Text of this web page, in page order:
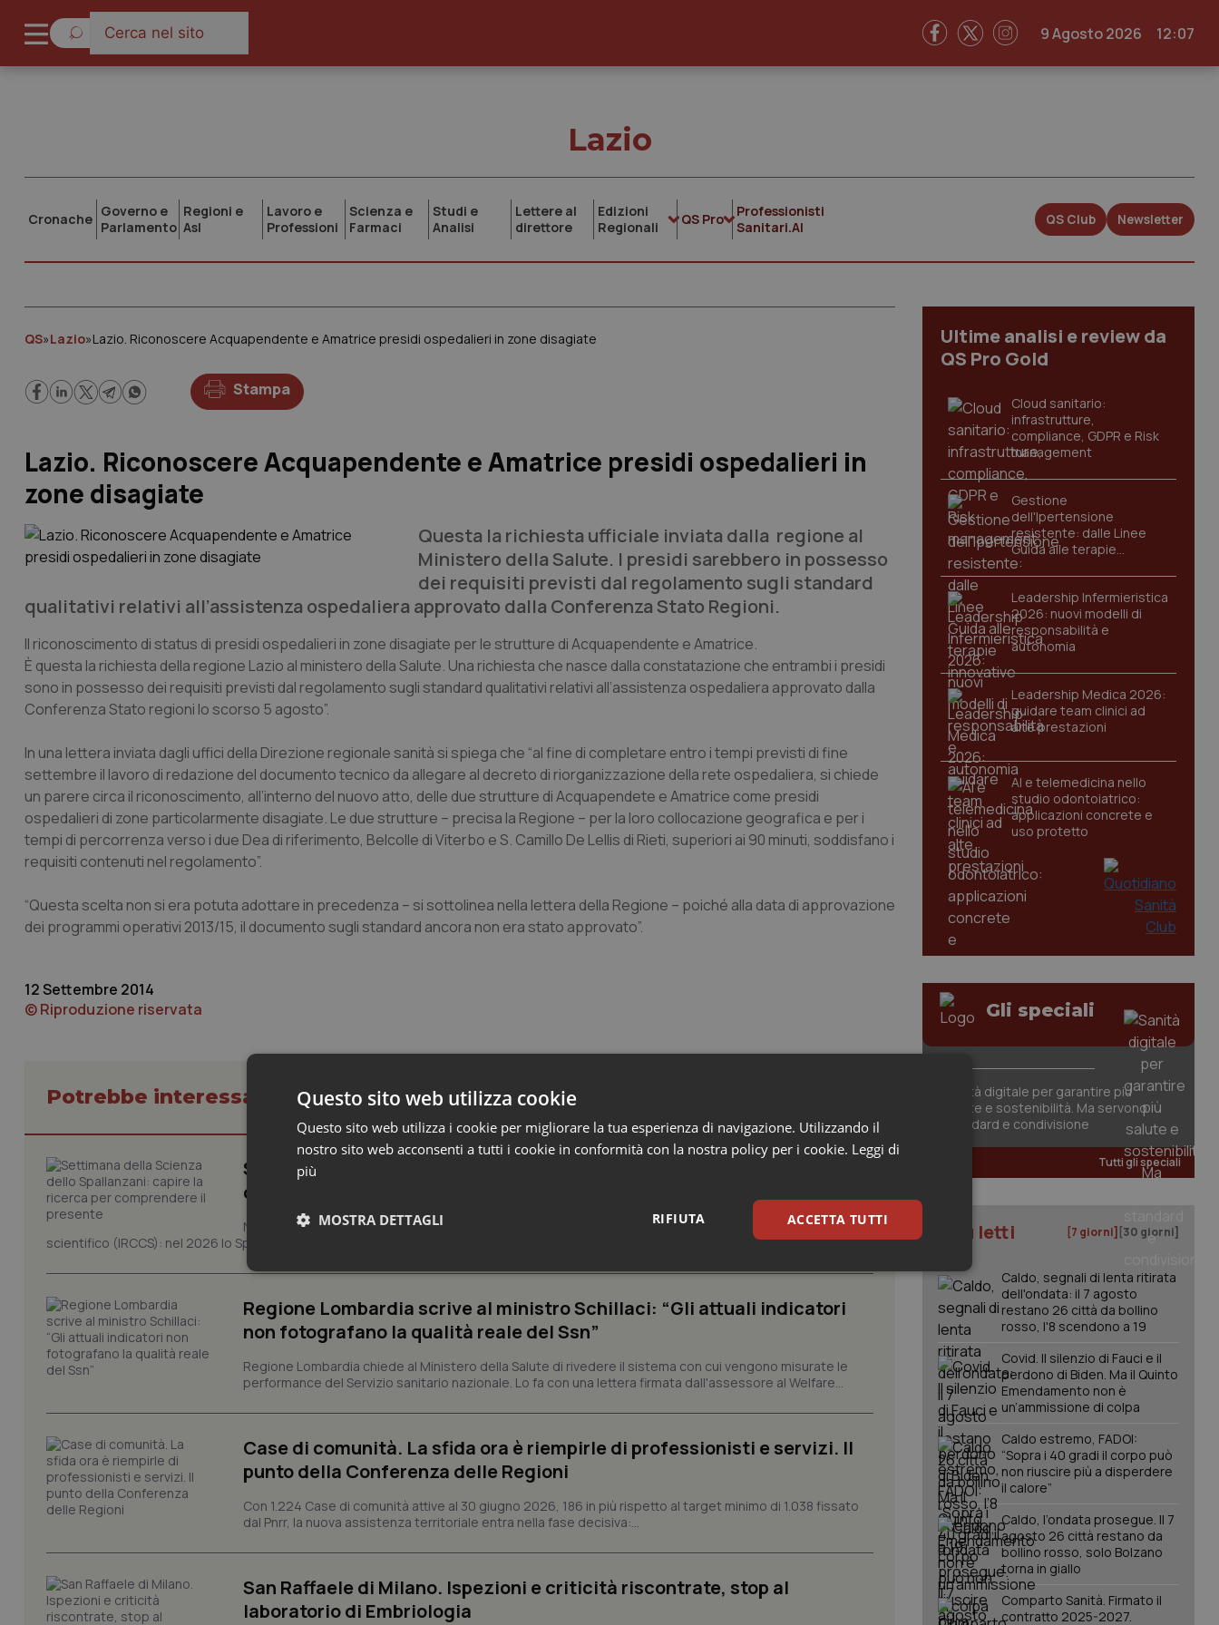
9 Agosto 2026 12:07
Lazio
Cronache Governo e
Parlamento
Regioni e
Asl
Lavoro e
Professioni
Scienza e
Farmaci
Studi e
Analisi
Lettere al
direttore
Edizioni
Regionali
QS Pro
Professionisti
Sanitari.AI
QS Club Newsletter
QS»Lazio»Lazio. Riconoscere Acquapendente e Amatrice presidi ospedalieri in zone disagiate
Stampa
Lazio. Riconoscere Acquapendente e Amatrice presidi ospedalieri in
zone disagiate
Questa la richiesta ufficiale inviata dalla regione al
Ministero della Salute. I presidi sarebbero in possesso
dei requisiti previsti dal regolamento sugli standard
qualitativi relativi all’assistenza ospedaliera approvato dalla Conferenza Stato Regioni.
Il riconoscimento di status di presidi ospedalieri in zone disagiate per le strutture di Acquapendente e Amatrice.
È questa la richiesta della regione Lazio al ministero della Salute. Una richiesta che nasce dalla constatazione che entrambi i presidi
sono in possesso dei requisiti previsti dal regolamento sugli standard qualitativi relativi all’assistenza ospedaliera approvato dalla
Conferenza Stato regioni lo scorso 5 agosto”.
In una lettera inviata dagli uffici della Direzione regionale sanità si spiega che “al fine di completare entro i tempi previsti di fine
settembre il lavoro di redazione del documento tecnico da allegare al decreto di riorganizzazione della rete ospedaliera, si chiede
un parere circa il riconoscimento, all’interno del nuovo atto, delle due strutture di Acquapendete e Amatrice come presidi
ospedalieri di zone particolarmente disagiate. Le due strutture – precisa la Regione – per la loro collocazione geografica e per i
tempi di percorrenza verso i due Dea di riferimento, Belcolle di Viterbo e S. Camillo De Lellis di Rieti, superiori ai 90 minuti, soddisfano i
requisiti contenuti nel regolamento”.
“Questa scelta non si era potuta adottare in precedenza – si sottolinea nella lettera della Regione – poiché alla data di approvazione
dei programmi operativi 2013/15, il documento sugli standard ancora non era stato approvato”.
12 Settembre 2014
© Riproduzione riservata
Potrebbe interessarti in Lazio
Settimana della Scienza dello Spallanzani: capire la ricerca per
comprendere il presente
Novant'anni dalla fondazione e trent'anni dal riconoscimento come Istituto di ricovero e cura a carattere
scientifico (IRCCS): nel 2026 lo Spallanzani celebra due ricorrenze che rappresentano l'occasione per riflettere sul...
Regione Lombardia scrive al ministro Schillaci: “Gli attuali indicatori
non fotografano la qualità reale del Ssn”
Regione Lombardia chiede al Ministero della Salute di rivedere il sistema con cui vengono misurate le
performance del Servizio sanitario nazionale. Lo fa con una lettera firmata dall'assessore al Welfare...
Case di comunità. La sfida ora è riempirle di professionisti e servizi. Il
punto della Conferenza delle Regioni
Con 1.224 Case di comunità attive al 30 giugno 2026, 186 in più rispetto al target minimo di 1.038 fissato
dal Pnrr, la nuova assistenza territoriale entra nella fase decisiva:...
San Raffaele di Milano. Ispezioni e criticità riscontrate, stop al
laboratorio di Embriologia
Ultime analisi e review da
QS Pro Gold
Cloud sanitario:
infrastrutture,
compliance, GDPR e Risk
management
Gestione
dell'Ipertensione
resistente: dalle Linee
Guida alle terapie
innovative
Leadership Infermieristica
2026: nuovi modelli di
responsabilità e
autonomia
Leadership Medica 2026:
guidare team clinici ad
alte prestazioni
AI e telemedicina nello
studio odontoiatrico:
applicazioni concrete e
uso protetto
Gli speciali
Sanità digitale per garantire più
salute e sostenibilità. Ma servono
standard e condivisione
Tutti gli speciali
I più letti [7 giorni] [30 giorni]
Caldo, segnali di lenta ritirata
dell'ondata: il 7 agosto
restano 26 città da bollino
rosso, l'8 scendono a 19
Covid. Il silenzio di Fauci e il
perdono di Biden. Ma il Quinto
Emendamento non è
un’ammissione di colpa
Caldo estremo, FADOI:
“Sopra i 40 gradi il corpo può
non riuscire più a disperdere
il calore”
Caldo, l’ondata prosegue. Il 7
agosto 26 città restano da
bollino rosso, solo Bolzano
torna in giallo
Comparto Sanità. Firmato il
contratto 2025-2027.
Questo sito web utilizza cookie
Questo sito web utilizza i cookie per migliorare la tua esperienza di navigazione. Utilizzando il
nostro sito web acconsenti a tutti i cookie in conformità con la nostra policy per i cookie. Leggi di
più
ACCETTA TUTTI
RIFIUTA
MOSTRA DETTAGLI
Necessari Statistici Marketing
e l'accesso alle aree protette del sito. Il sito web non è in grado di funzionare correttamente senza questi cookie.
Nome
Fornitore/Dominio
VISITOR_PRIVACY_METADATA
YouTube
.youtube.com
5 mesi 4
settimane
Questo cookie viene utilizzato per memorizzare le
scelte di consenso e privacy dell'utente per la loro
impostazioni sulla privacy, garantendo che le loro
CookieScriptConsent
CookieScript
www.quotidianosanita.it
5 mesi 3
Questo cookie viene utilizzato dal servizio Cookie-